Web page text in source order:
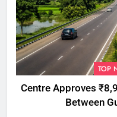
TOP
Centre Approves
Between